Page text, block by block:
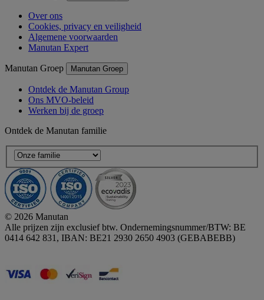
Over ons
Cookies, privacy en veiligheid
Algemene voorwaarden
Manutan Expert
Manutan Groep Manutan Groep
Ontdek de Manutan Group
Ons MVO-beleid
Werken bij de groep
Ontdek de Manutan familie
© 2026 Manutan
Alle prijzen zijn exclusief btw. Ondernemingsnummer/BTW: BE
0414 642 831, IBAN: BE21 2930 2650 4903 (GEBABEBB)